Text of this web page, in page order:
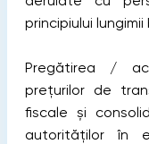
principiului lungimii
Pregătirea /
prețurilor de
fiscale și
autorităților în